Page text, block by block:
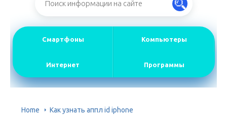
Смартфоны Компьютеры
Интернет Программы
Home Как узнать аппл id iphone